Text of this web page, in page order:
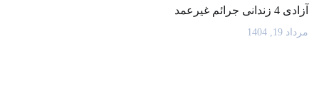
آزادی 4 زندانی جرائم غیرعمد
مرداد 19, 1404